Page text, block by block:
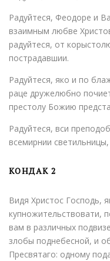
Радуйтеся, Феодоре и
взаимным любве
радуйтеся, от
пострадавшии.
Радуйтеся, яко и по
раце дружелюбно
престолу Божию
Радуйтеся, вси
всемирнии
КОНДАК 2
Видя Христос Господь,
купножительствовати,
вам в различных
злобы поднебесной, и
Пресвятаго: одному